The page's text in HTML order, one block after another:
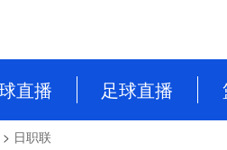
直播
NBA
足球直播
> 日职联